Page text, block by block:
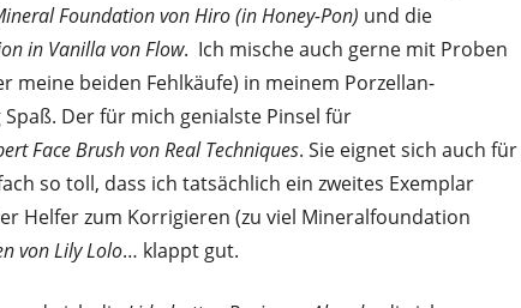
Foundation von Hiro (in Honey-Pon) und die
in Vanilla von Flow. Ich mische auch gerne mit Proben
meine beiden Fehlkäufe) in meinem Porzellan-
Der für mich genialste Pinsel für
Face Brush von Real Techniques. Sie eignet sich auch für
so toll, dass ich tatsächlich ein zweites Exemplar
Helfer zum Korrigieren (zu viel Mineralfoundation
von Lily Lolo… klappt gut.